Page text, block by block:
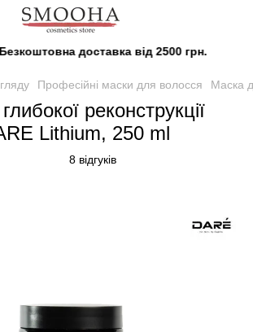
доставка від 2500 грн.
Професійні маски для волосся Маска
реконструкції
Lithium, 250 ml
8 відгуків